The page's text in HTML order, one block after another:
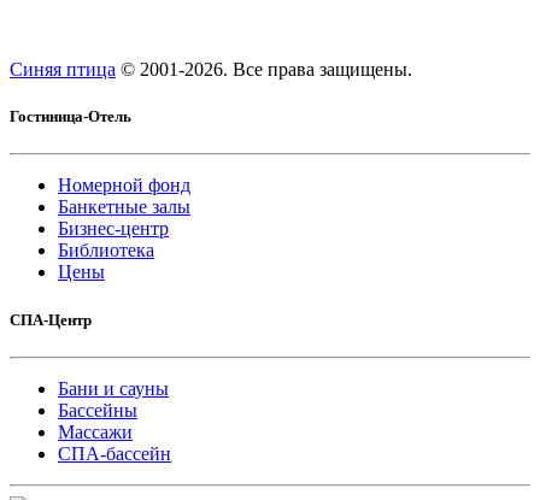
Синяя птица © 2001-2026. Все права защищены.
Гостиница-Отель
Номерной фонд
Банкетные залы
Бизнес-центр
Библиотека
Цены
СПА-Центр
Бани и сауны
Бассейны
Массажи
СПА-бассейн